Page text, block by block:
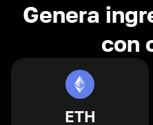
Genera
con
ETH